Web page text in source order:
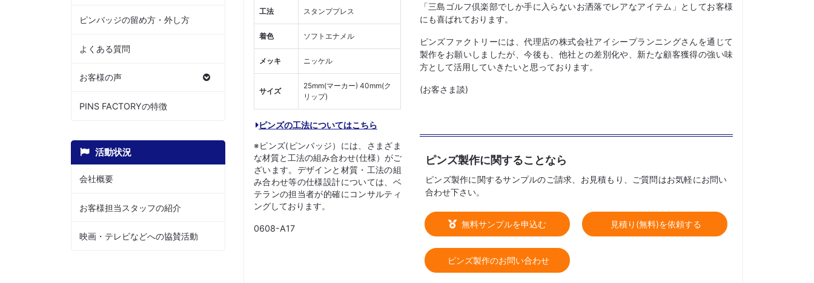
ピンバッジの留め方・外し方
よくある質問
お客様の声
PINS FACTORYの特徴
活動状況
会社概要
お客様担当スタッフの紹介
映画・テレビなどへの協賛活動
工法 スタンププレス
着色 ソフトエナメル
メッキ ニッケル
サイズ
25mm(マーカー) 40mm(ク
リップ)
ピンズの工法についてはこちら
※ピンズ(ピンバッジ）には、さまざま
な材質と工法の組み合わせ(仕様）がご
ざいます。デザインと材質・工法の組
み合わせ等の仕様設計については、ベ
テランの担当者が的確にコンサルティ
ングしております。
0608-A17
「三島ゴルフ倶楽部でしか手に入らないお洒落でレアなアイテム」としてお客様
にも喜ばれております。
ピンズファクトリーには、代理店の株式会社アイシープランニングさんを通じて
製作をお願いしましたが、今後も、他社との差別化や、新たな顧客獲得の強い味
方として活用していきたいと思っております。
(お客さま談)
ピンズ製作に関することなら
ピンズ製作に関するサンプルのご請求、お見積もり、ご質問はお気軽にお問い
合わせ下さい。
無料サンプルを申込む 見積り(無料)を依頼する
ピンズ製作のお問い合わせ